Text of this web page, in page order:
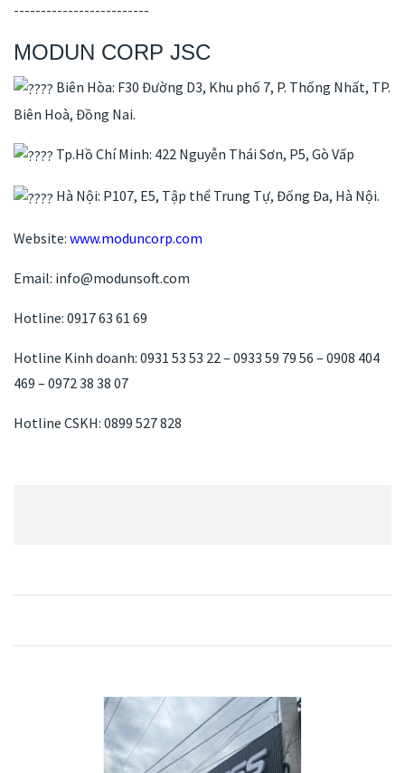
-------------------------
MODUN CORP JSC
Biên Hòa: F30 Đường D3, Khu phố 7, P. Thống Nhất, TP.
Biên Hoà, Đồng Nai.
Tp.Hồ Chí Minh: 422 Nguyễn Thái Sơn, P5, Gò Vấp
Hà Nội: P107, E5, Tập thể Trung Tự, Đống Đa, Hà Nội.
Website: www.moduncorp.com
Email: info@modunsoft.com
Hotline: 0917 63 61 69
Hotline Kinh doanh: 0931 53 53 22 – 0933 59 79 56 – 0908 404
469 – 0972 38 38 07
Hotline CSKH: 0899 527 828